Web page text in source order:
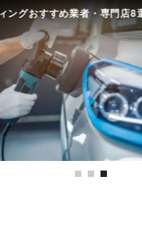
ングおすすめ業者・専門店8